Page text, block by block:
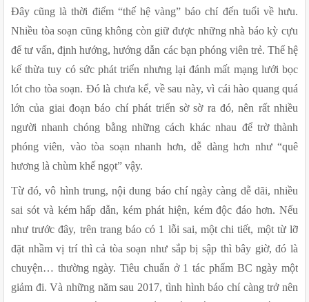
Đây cũng là thời điểm “thế hệ vàng” báo chí đến tuổi về hưu.
Nhiều tòa soạn cũng không còn giữ được những nhà báo kỳ cựu
để tư vấn, định hướng, hướng dẫn các bạn phóng viên trẻ. Thế hệ
kế thừa tuy có sức phát triển nhưng lại đánh mất mạng lưới bọc
lót cho tòa soạn. Đó là chưa kể, về sau này, vì cái hào quang quá
lớn của giai đoạn báo chí phát triển sờ sờ ra đó, nên rất nhiều
người nhanh chóng bằng những cách khác nhau để trờ thành
phóng viên, vào tòa soạn nhanh hơn, dễ dàng hơn như “quê
hương là chùm khế ngọt” vậy.
Từ đó, vô hình trung, nội dung báo chí ngày càng dễ dãi, nhiều
sai sót và kém hấp dẫn, kém phát hiện, kém độc đáo hơn. Nếu
như trước đây, trên trang báo có 1 lỗi sai, một chi tiết, một từ lỡ
đặt nhầm vị trí thì cả tòa soạn như sắp bị sập thì bây giờ, đó là
chuyện… thường ngày. Tiêu chuẩn ở 1 tác phẩm BC ngày một
giảm đi. Và những năm sau 2017, tình hình báo chí càng trở nên